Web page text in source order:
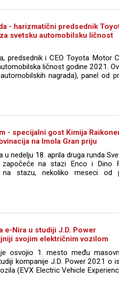
- harizmatični predsednik
svetsku automobilsku ličnost
predsednik i CEO Toyota Motor
ličnost godine 2021.
nagrada), panel od
- specijalni gost Kimija
na Imola Gran priju
u nedelju 18. aprila druga runda
započeće na stazi Enco i Dino
na stazu, nekoliko meseci od
e-Nira u studiji J.D. Power
svojim električnim vozilom
osvojio 1. mesto među
kompanije J.D. Power 2021 o
(EVX Electric Vehicle